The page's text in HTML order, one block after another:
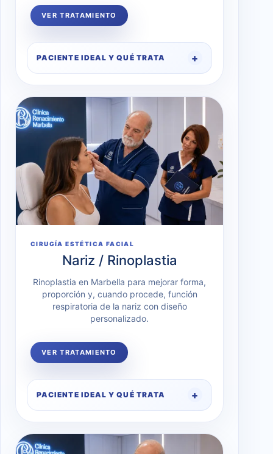
VER TRATAMIENTO
PACIENTE IDEAL Y QUÉ TRATA
CIRUGÍA ESTÉTICA FACIAL
Nariz / Rinoplastia
Rinoplastia en Marbella para mejorar forma,
proporción y, cuando procede, función
respiratoria de la nariz con diseño
personalizado.
VER TRATAMIENTO
PACIENTE IDEAL Y QUÉ TRATA